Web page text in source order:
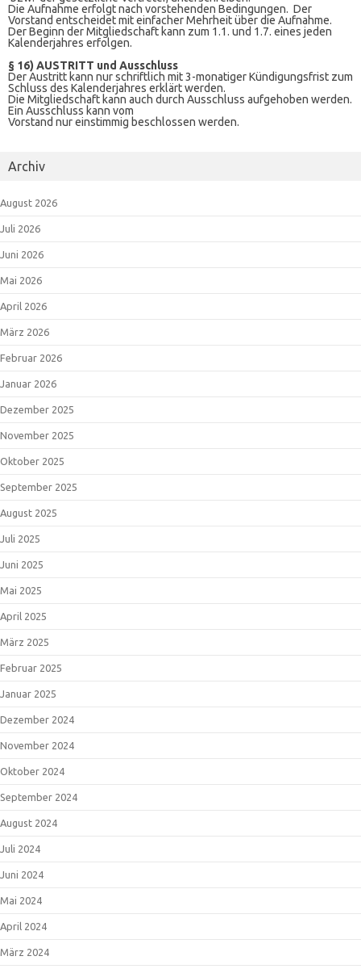
Die Aufnahme erfolgt nach vorstehenden Bedingungen. Der
Vorstand entscheidet mit einfacher Mehrheit über die Aufnahme.
Der Beginn der Mitgliedschaft kann zum 1.1. und 1.7. eines jeden
Kalenderjahres erfolgen.
§ 16) AUSTRITT und Ausschluss
Der Austritt kann nur schriftlich mit 3-monatiger Kündigungsfrist zum
Schluss des Kalenderjahres erklärt werden.
Die Mitgliedschaft kann auch durch Ausschluss aufgehoben werden.
Ein Ausschluss kann vom
Vorstand nur einstimmig beschlossen werden.
Archiv
August 2026
Juli 2026
Juni 2026
Mai 2026
April 2026
März 2026
Februar 2026
Januar 2026
Dezember 2025
November 2025
Oktober 2025
September 2025
August 2025
Juli 2025
Juni 2025
Mai 2025
April 2025
März 2025
Februar 2025
Januar 2025
Dezember 2024
November 2024
Oktober 2024
September 2024
August 2024
Juli 2024
Juni 2024
Mai 2024
April 2024
März 2024